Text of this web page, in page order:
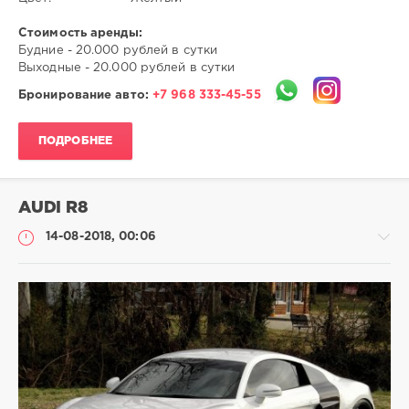
Стоимость аренды:
Будние - 20.000 рублей в сутки
Выходные - 20.000 рублей в сутки
Бронирование авто: +7 968 333-45-55
ПОДРОБНЕЕ
AUDI R8
14-08-2018, 00:06
-
admin